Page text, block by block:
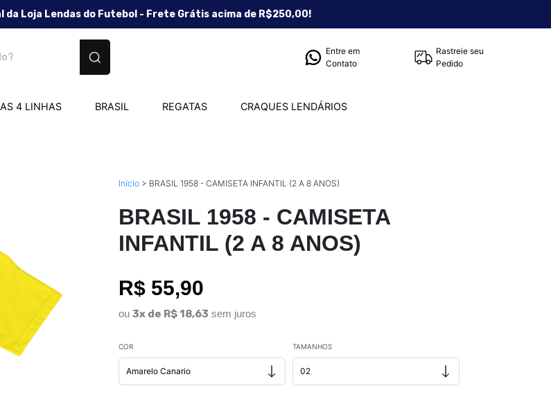
da Loja Lendas do Futebol - Frete Grátis acima de R$250,00!
Entre em
Contato
Rastreie seu
Pedido
4 LINHAS BRASIL REGATAS CRAQUES LENDÁRIOS
Início > BRASIL 1958 - CAMISETA INFANTIL (2 A 8 ANOS)
BRASIL 1958 - CAMISETA
INFANTIL (2 A 8 ANOS)
R$ 55,90
ou 3x de R$ 18,63 sem juros
COR TAMANHOS